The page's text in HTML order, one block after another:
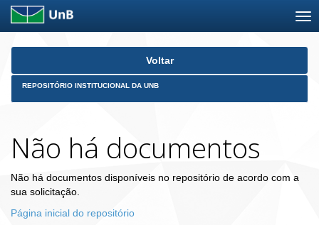
Skip
Voltar
REPOSITÓRIO INSTITUCIONAL DA UNB
Não há documentos
Não há documentos disponíveis no repositório de acordo com a
sua solicitação.
Página inicial do repositório